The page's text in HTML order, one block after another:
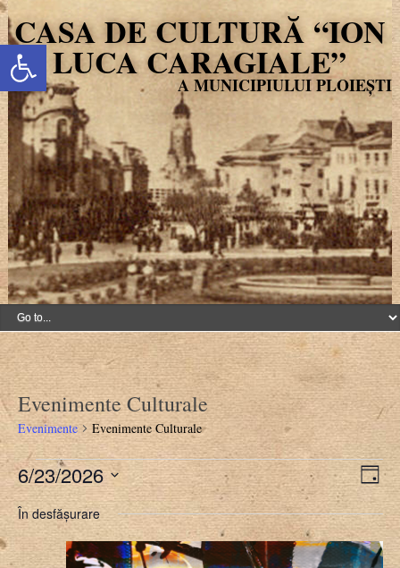
Deschide bara de unelte
CASA DE CULTURĂ “ION
LUCA CARAGIALE”
Evenimente Culturale
Evenimente Evenimente Culturale
Evenimente
pentru
23/06/2026
înîn
Zi
6/23/2026
Selectează
data.
În desfășurare